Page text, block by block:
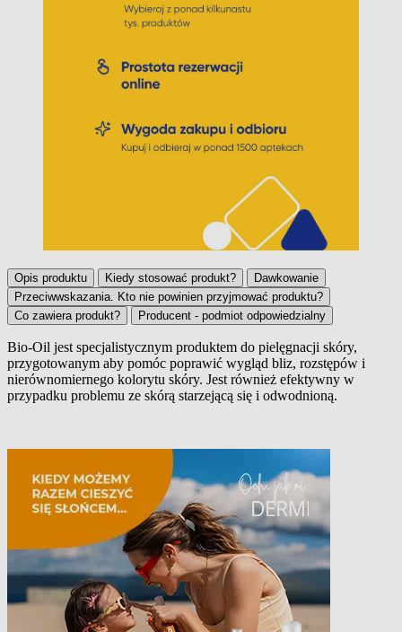
Opis produktu Kiedy stosować produkt?
Dawkowanie
Przeciwwskazania. Kto nie powinien przyjmować produktu?
Co zawiera produkt?
Producent - podmiot odpowiedzialny
Opis produktu
Bio-Oil jest specjalistycznym produktem do pielęgnacji skóry,
przygotowanym aby pomóc poprawić wygląd bliz, rozstępów i
nierównomiernego kolorytu skóry. Jest również efektywny w
przypadku problemu ze skórą starzejącą się i odwodnioną.